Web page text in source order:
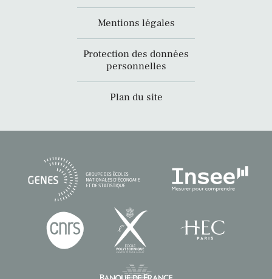
Mentions légales
Protection des données
personnelles
Plan du site